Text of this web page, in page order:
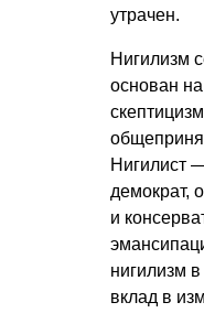
утрачен.
Нигилизм
основан
Нигилист
демократ,
и
нигилизм
вклад в